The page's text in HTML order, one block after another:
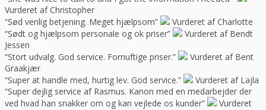
Vurderet af Christopher
“Sød venlig betjening. Meget hjælpsom”
Vurderet af Charlotte
“Sødt og hjælpsom personale og ok priser”
Vurderet af Bendt
Jessen
“Stort udvalg. God service. Fornuftige priser.”
Vurderet af Bent
Graakjær
“Super at handle med, hurtig lev. God service.”
Vurderet af Lajla
“Super dejlig service af Rasmus. Kanon med en medarbejder der
ved hvad han snakker om og kan vejlede os kunder”
Vurderet